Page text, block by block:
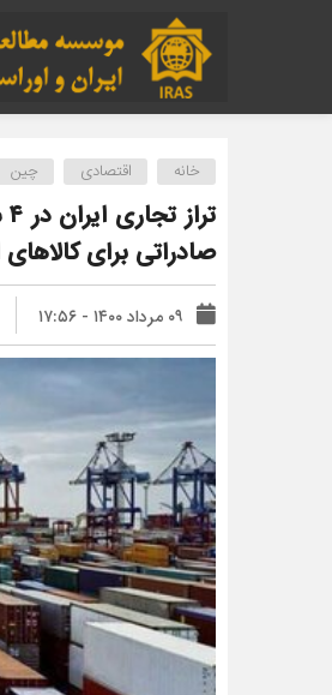
خانه اقتصادی چین
صادراتی برای کالاهای
۰۹ مرداد ۱۴۰۰ - ۱۷:۵۶